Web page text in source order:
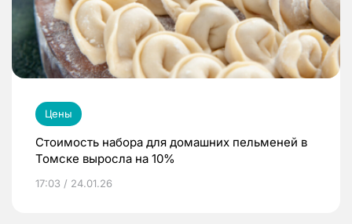
Цены
Стоимость набора для домашних пельменей в
Томске выросла на 10%
17:03 / 24.01.26